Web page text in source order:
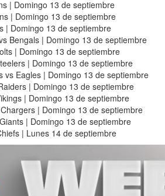
| Domingo 13 de septiembre
| Domingo 13 de septiembre
| Domingo 13 de septiembre
Bengals | Domingo 13 de septiembre
| Domingo 13 de septiembre
| Domingo 13 de septiembre
vs Eagles | Domingo 13 de septiembre
| Domingo 13 de septiembre
| Domingo 13 de septiembre
| Domingo 13 de septiembre
| Domingo 13 de septiembre
| Lunes 14 de septiembre